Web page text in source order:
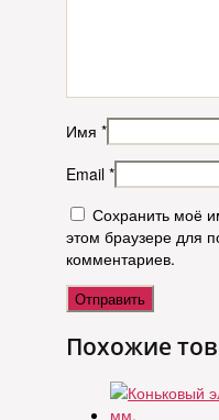
Имя *
Email *
Сохранить моё
этом браузере для
комментариев.
Похожие